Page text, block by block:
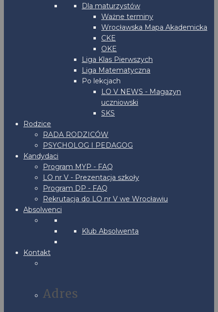
Dla maturzystów
Ważne terminy
Wrocławska Mapa Akademicka
CKE
OKE
Liga Klas Pierwszych
Liga Matematyczna
Po lekcjach
LO V NEWS - Magazyn
uczniowski
SKS
Rodzice
RADA RODZICÓW
PSYCHOLOG I PEDAGOG
Kandydaci
Program MYP - FAQ
LO nr V - Prezentacja szkoły
Program DP - FAQ
Rekrutacja do LO nr V we Wrocławiu
Absolwenci
Klub Absolwenta
Kontakt
Adres